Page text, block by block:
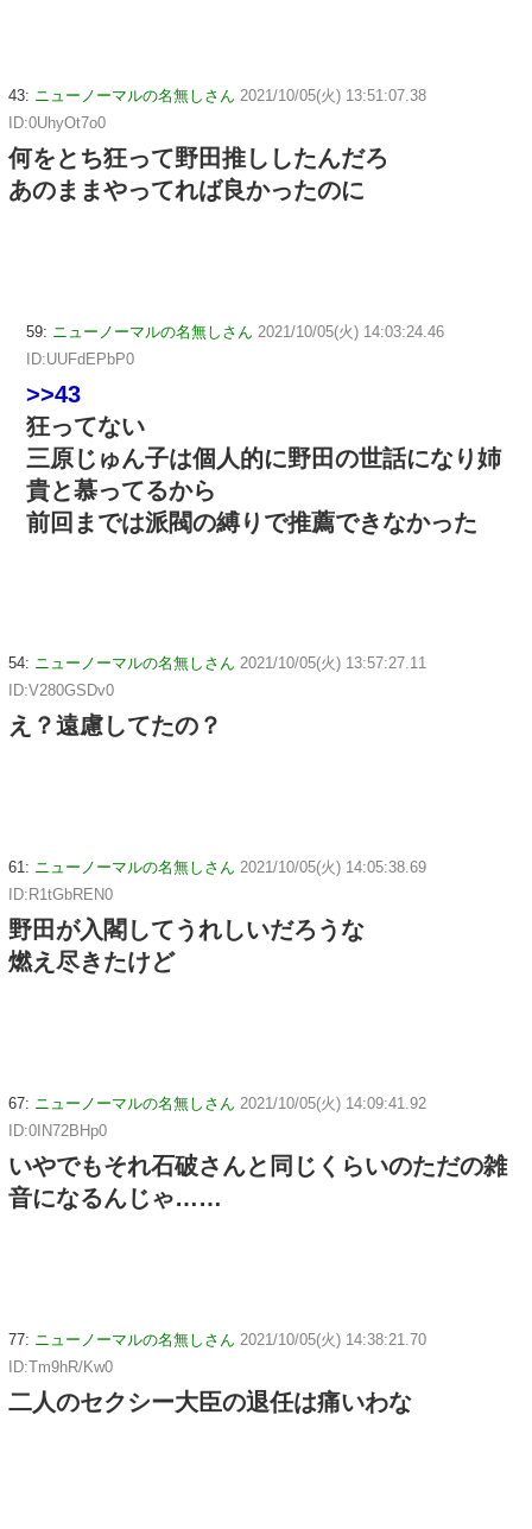
43: ニューノーマルの名無しさん 2021/10/05(火) 13:51:07.38
ID:0UhyOt7o0
何をとち狂って野田推ししたんだろ
あのままやってれば良かったのに
59: ニューノーマルの名無しさん 2021/10/05(火) 14:03:24.46
ID:UUFdEPbP0
>>43
狂ってない
三原じゅん子は個人的に野田の世話になり姉
貴と慕ってるから
前回までは派閥の縛りで推薦できなかった
54: ニューノーマルの名無しさん 2021/10/05(火) 13:57:27.11
ID:V280GSDv0
え？遠慮してたの？
61: ニューノーマルの名無しさん 2021/10/05(火) 14:05:38.69
ID:R1tGbREN0
野田が入閣してうれしいだろうな
燃え尽きたけど
67: ニューノーマルの名無しさん 2021/10/05(火) 14:09:41.92
ID:0IN72BHp0
いやでもそれ石破さんと同じくらいのただの雑
音になるんじゃ……
77: ニューノーマルの名無しさん 2021/10/05(火) 14:38:21.70
ID:Tm9hR/Kw0
二人のセクシー大臣の退任は痛いわな